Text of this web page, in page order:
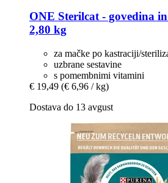
ONE Sterilcat -​ govedina
2,80 kg
za mačke po kastraciji/
uzbrane sestavine
s pomembnimi vitamini
€ 19,49 (€ 6,96 / kg)
Dostava do 13 avgust